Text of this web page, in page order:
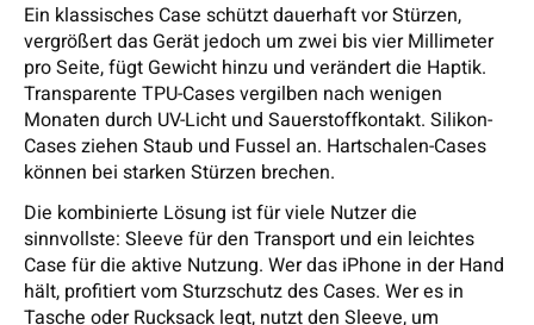
Ein klassisches Case schützt dauerhaft vor Stürzen,
vergrößert das Gerät jedoch um zwei bis vier Millimeter
pro Seite, fügt Gewicht hinzu und verändert die Haptik.
Transparente TPU-Cases vergilben nach wenigen
Monaten durch UV-Licht und Sauerstoffkontakt. Silikon-
Cases ziehen Staub und Fussel an. Hartschalen-Cases
können bei starken Stürzen brechen.
Die kombinierte Lösung ist für viele Nutzer die
sinnvollste: Sleeve für den Transport und ein leichtes
Case für die aktive Nutzung. Wer das iPhone in der Hand
hält, profitiert vom Sturzschutz des Cases. Wer es in
Tasche oder Rucksack legt, nutzt den Sleeve, um